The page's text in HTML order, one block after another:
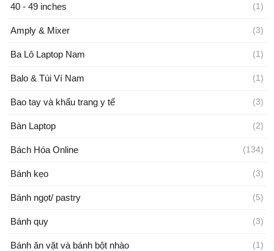
40 - 49 inches (1)
Amply & Mixer (3)
Ba Lô Laptop Nam (1)
Balo & Túi Ví Nam (1)
Bao tay và khẩu trang y tế (3)
Bàn Laptop (2)
Bách Hóa Online (134)
Bánh kẹo (3)
Bánh ngọt/ pastry (5)
Bánh quy (3)
Bánh ăn vặt và bánh bột nhào (1)